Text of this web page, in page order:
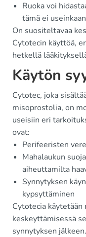
Ruoka voi
tämä ei
On suositeltavaa
Cytotecin käyttöä,
hetkellä
Käytön
Cytotec, joka
misoprostolia, on
useisiin eri
ovat:
Perifeeristen
Mahalaukun
aiheuttamilta
Synnytyksen
kypsyttäminen
Cytotecia
keskeyttämisessä
synnytyksen